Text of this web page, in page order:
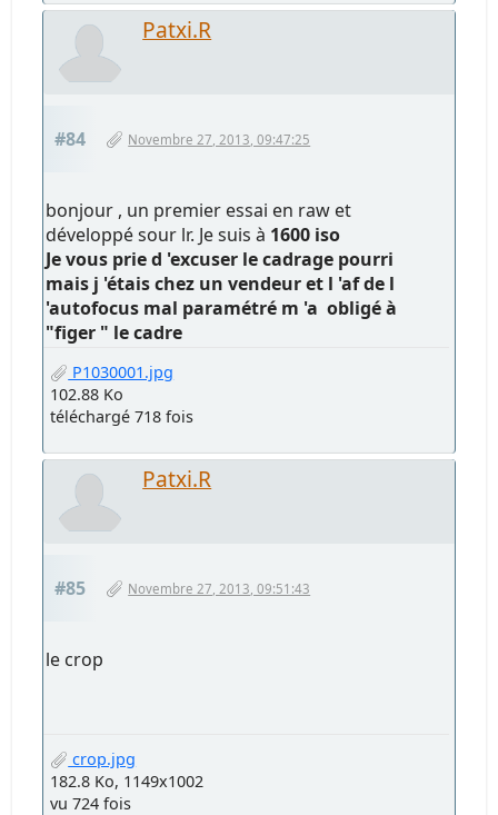
Patxi.R
#84 Novembre 27, 2013, 09:47:25
bonjour , un premier essai en raw et
développé sour lr. Je suis à 1600 iso
Je vous prie d 'excuser le cadrage pourri
mais j 'étais chez un vendeur et l 'af de l
'autofocus mal paramétré m 'a obligé à
"figer " le cadre
P1030001.jpg
102.88 Ko
téléchargé 718 fois
Patxi.R
#85 Novembre 27, 2013, 09:51:43
le crop
crop.jpg
182.8 Ko, 1149x1002
vu 724 fois